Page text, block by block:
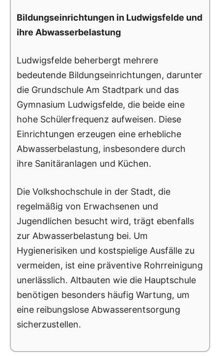
Bildungseinrichtungen in Ludwigsfelde und
ihre Abwasserbelastung
Ludwigsfelde beherbergt mehrere
bedeutende Bildungseinrichtungen, darunter
die Grundschule Am Stadtpark und das
Gymnasium Ludwigsfelde, die beide eine
hohe Schülerfrequenz aufweisen. Diese
Einrichtungen erzeugen eine erhebliche
Abwasserbelastung, insbesondere durch
ihre Sanitäranlagen und Küchen.
Die Volkshochschule in der Stadt, die
regelmäßig von Erwachsenen und
Jugendlichen besucht wird, trägt ebenfalls
zur Abwasserbelastung bei. Um
Hygienerisiken und kostspielige Ausfälle zu
vermeiden, ist eine präventive Rohrreinigung
unerlässlich. Altbauten wie die Hauptschule
benötigen besonders häufig Wartung, um
eine reibungslose Abwasserentsorgung
sicherzustellen.